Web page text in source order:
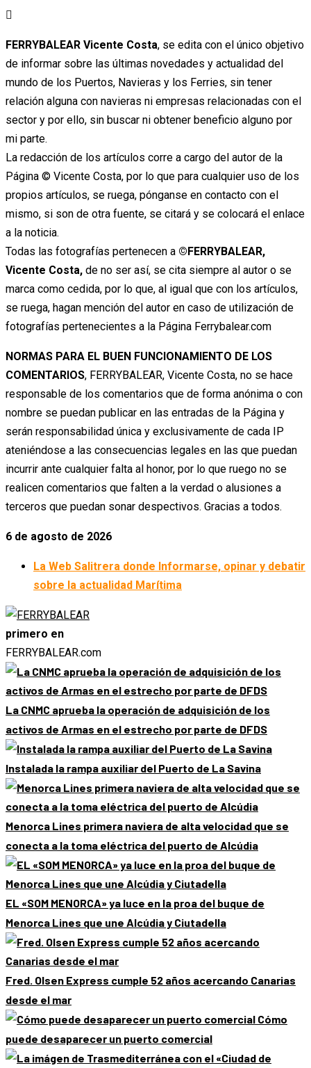
Ir
contenido
FERRYBALEAR Vicente Costa, se edita con el único objetivo
de informar sobre las últimas novedades y actualidad del
mundo de los Puertos, Navieras y los Ferries, sin tener
relación alguna con navieras ni empresas relacionadas con el
sector y por ello, sin buscar ni obtener beneficio alguno por
mi parte.
La redacción de los artículos corre a cargo del autor de la
Página © Vicente Costa, por lo que para cualquier uso de los
propios artículos, se ruega, pónganse en contacto con el
mismo, si son de otra fuente, se citará y se colocará el enlace
a la noticia.
Todas las fotografías pertenecen a ©FERRYBALEAR,
Vicente Costa, de no ser así, se cita siempre al autor o se
marca como cedida, por lo que, al igual que con los artículos,
se ruega, hagan mención del autor en caso de utilización de
fotografías pertenecientes a la Página Ferrybalear.com
NORMAS PARA EL BUEN FUNCIONAMIENTO DE LOS
COMENTARIOS, FERRYBALEAR, Vicente Costa, no se hace
responsable de los comentarios que de forma anónima o con
nombre se puedan publicar en las entradas de la Página y
serán responsabilidad única y exclusivamente de cada IP
ateniéndose a las consecuencias legales en las que puedan
incurrir ante cualquier falta al honor, por lo que ruego no se
realicen comentarios que falten a la verdad o alusiones a
terceros que puedan sonar despectivos. Gracias a todos.
6 de agosto de 2026
La Web Salitrera donde Informarse, opinar y debatir
sobre la actualidad Marítima
primero en
FERRYBALEAR.com
La CNMC aprueba la operación de adquisición de los
activos de Armas en el estrecho por parte de DFDS
Instalada la rampa auxiliar del Puerto de La Savina
Menorca Lines primera naviera de alta velocidad que se
conecta a la toma eléctrica del puerto de Alcúdia
EL «SOM MENORCA» ya luce en la proa del buque de
Menorca Lines que une Alcúdia y Ciutadella
Fred. Olsen Express cumple 52 años acercando Canarias
desde el mar
Cómo
puede desaparecer un puerto comercial